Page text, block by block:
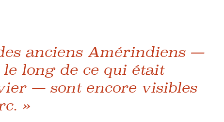
anciens Amérindiens —
long de ce qui était
— sont encore visibles
»